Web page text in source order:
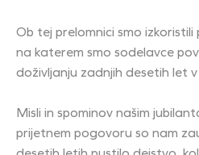
Ob tej prelomnici smo
na katerem smo sodelavce
doživljanju zadnjih desetih let
Misli in spominov našim
prijetnem pogovoru so nam